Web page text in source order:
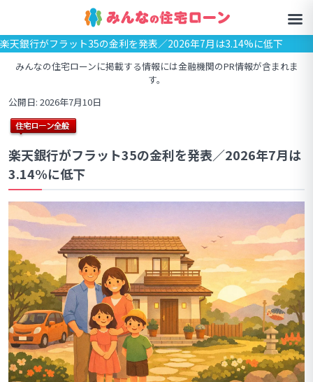
楽天銀行がフラット35の金利を発表／2026年7月は3.14%に低下
みんなの住宅ローンに掲載する情報には金融機関のPR情報が含まれま
す。
公開日: 2026年7月10日
楽天銀行がフラット35の金利を発表／2026年7月は
3.14%に低下